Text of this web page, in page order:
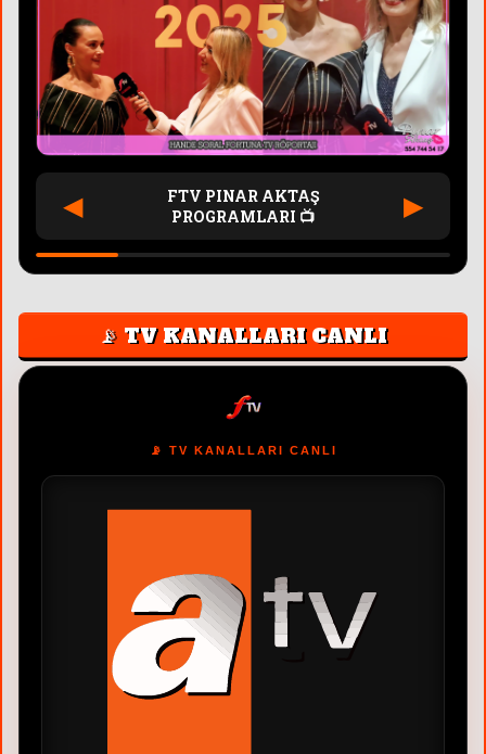
◀
FTV PINAR AKTAŞ
PROGRAMLARI 📺
▶
📡 TV KANALLARI CANLI
📡 TV KANALLARI CANLI